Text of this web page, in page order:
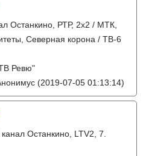
Останкино, РТР, 2х2 / МТК,
Северная корона / ТВ-6
Ревю"
(2019-07-05 01:13:14)
Останкино, LTV2, 7.